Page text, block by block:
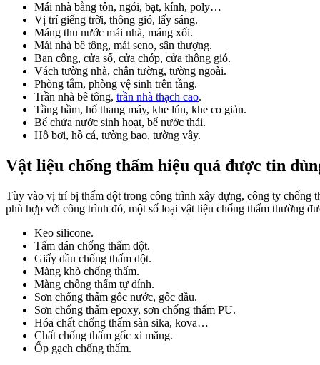
Mái nhà bằng tôn, ngói, bạt, kính, poly…
Vị trí giếng trời, thông gió, lấy sáng.
Máng thu nước mái nhà, máng xối.
Mái nhà bê tông, mái seno, sân thượng.
Ban công, cửa sổ, cửa chớp, cửa thông gió.
Vách tường nhà, chân tường, tường ngoài.
Phòng tắm, phòng vệ sinh trên tầng.
Trần nhà bê tông, trần nhà thạch cao.
Tầng hầm, hố thang máy, khe lún, khe co giản.
Bể chứa nước sinh hoạt, bể nước thải.
Hồ bơi, hồ cá, tường bao, tường vây.
Vật liệu chống thấm hiệu quả được tin
Tùy vào vị trí bị thấm dột trong công trình xây dựng, công ty chống
phù hợp với công trình đó, một số loại vật liệu chống thấm thường
Keo silicone.
Tấm dán chống thấm dột.
Giấy dầu chống thấm dột.
Màng khò chống thấm.
Màng chống thấm tự dính.
Sơn chống thấm gốc nước, gốc dầu.
Sơn chống thấm epoxy, sơn chống thấm PU.
Hóa chất chống thấm sàn sika, kova…
Chất chống thấm gốc xi măng.
Ốp gạch chống thấm.